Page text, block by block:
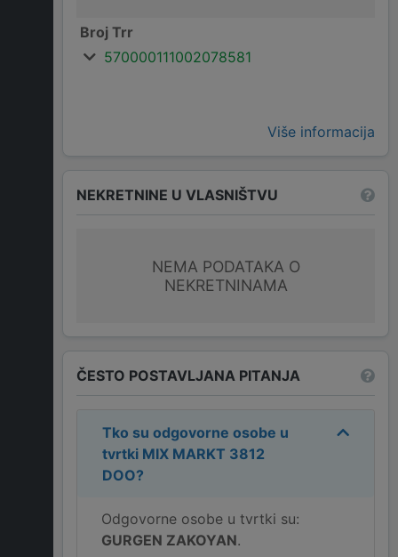
Broj Trr
570000111002078581
Više informacija
NEKRETNINE U VLASNIŠTVU
NEMA PODATAKA O
NEKRETNINAMA
ČESTO POSTAVLJANA PITANJA
Tko su odgovorne osobe u
tvrtki MIX MARKT 3812
DOO?
Odgovorne osobe u tvrtki su:
GURGEN ZAKOYAN.